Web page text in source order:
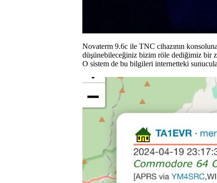
Novaterm 9.6c ile TNC cihazının
düşünebileceğiniz bizim röle dediğimiz bir
O sistem de bu bilgileri internetteki